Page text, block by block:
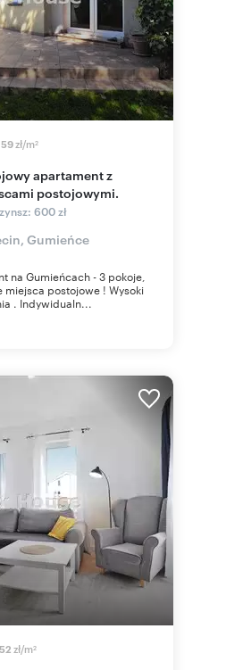
59zł/m2
postojowymi.
600 zł
Gumieńce
na Gumieńcach - 3 pokoje,
postojowe ! Wysoki
. Indywidualn...
52 zł/m2